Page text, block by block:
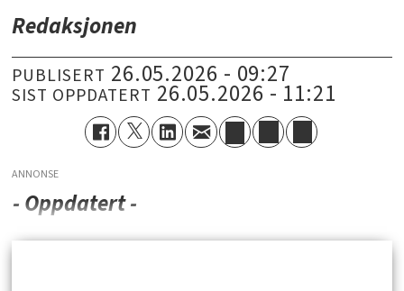
Redaksjonen
PUBLISERT 26.05.2026 - 09:27
SIST OPPDATERT 26.05.2026 - 11:21
ANNONSE
- Oppdatert -